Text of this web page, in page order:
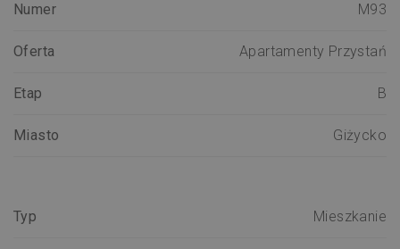
Numer M93
Oferta Apartamenty Przystań
Etap B
Miasto Giżycko
Typ Mieszkanie